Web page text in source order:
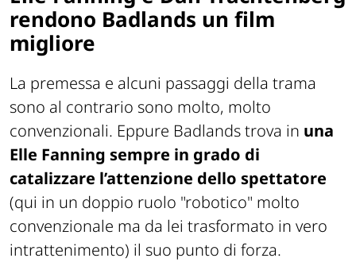
rendono Badlands un film
migliore
La premessa e alcuni passaggi della trama
sono al contrario sono molto, molto
convenzionali. Eppure Badlands trova in una
Elle Fanning sempre in grado di
catalizzare l’attenzione dello spettatore
(qui in un doppio ruolo "robotico" molto
convenzionale ma da lei trasformato in vero
intrattenimento) il suo punto di forza.